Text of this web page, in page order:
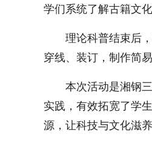
学们系统了解古籍文
理论科普结束后
穿线、装订，制作简
本次活动是湘钢
实践，有效拓宽了学
源，让科技与文化滋养